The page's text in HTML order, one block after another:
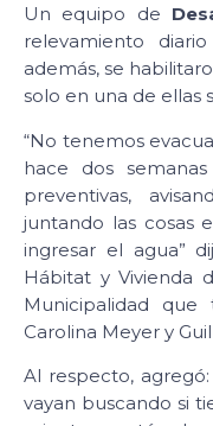
Un equipo de
relevamiento
además, se
solo en una de ellas
“No tenemos
hace dos
preventivas,
juntando las cosas
ingresar el agua”
Hábitat y Vivienda
Municipalidad que
Carolina Meyer y
Al respecto, agregó:
vayan buscando si